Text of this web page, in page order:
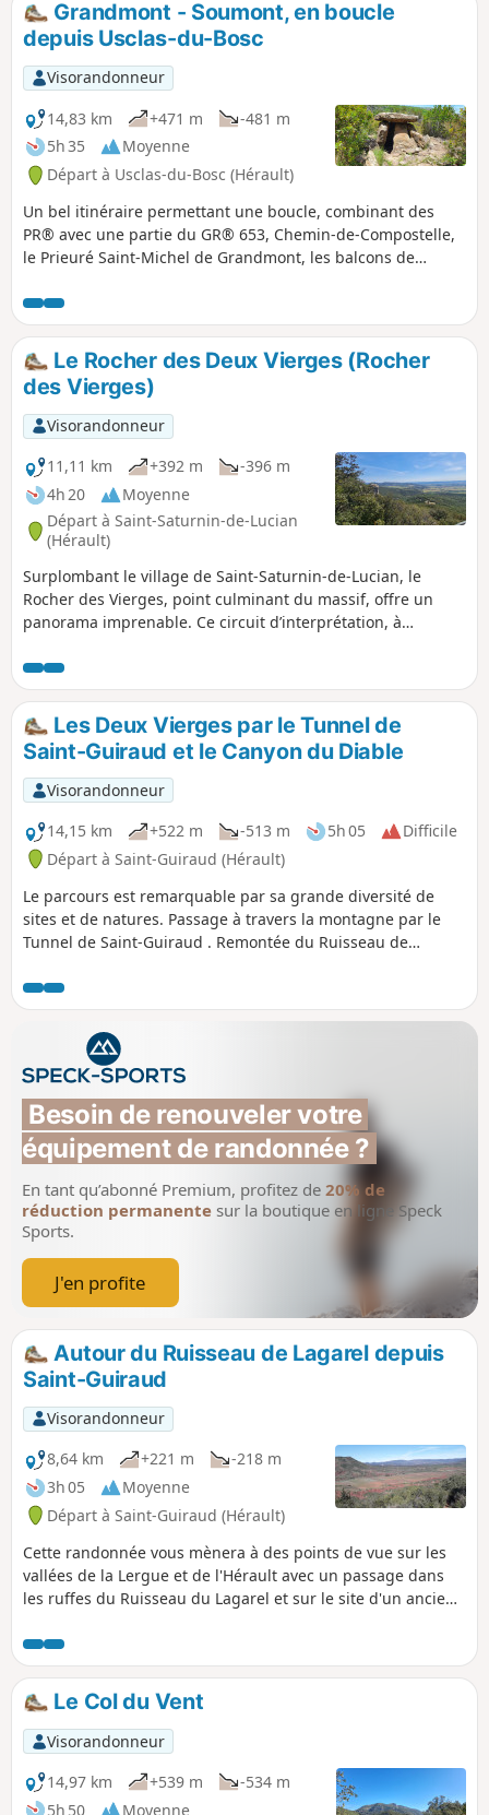
Grandmont - Soumont, en boucle
depuis Usclas-du-Bosc
Visorandonneur
14,83 km
+471 m
-481 m
5h 35
Moyenne
Départ à Usclas-du-Bosc (Hérault)
Un bel itinéraire permettant une boucle, combinant des
PR® avec une partie du GR® 653, Chemin-de-Compostelle,
le Prieuré Saint-Michel de Grandmont, les balcons de
Soumont et Usclas-du-Bosc.
Le Rocher des Deux Vierges (Rocher
des Vierges)
Visorandonneur
11,11 km
+392 m
-396 m
4h 20
Moyenne
Départ à Saint-Saturnin-de-Lucian
(Hérault)
Surplombant le village de Saint-Saturnin-de-Lucian, le
Rocher des Vierges, point culminant du massif, offre un
panorama imprenable. Ce circuit d’interprétation, à
mesure de ce site unique d’un point de vue géologique,
historique et culturel.
Les Deux Vierges par le Tunnel de
Saint-Guiraud et le Canyon du Diable
Visorandonneur
14,15 km
+522 m -513 m 5h 05
Difficile
Départ à Saint-Guiraud (Hérault)
Le parcours est remarquable par sa grande diversité de
sites et de natures. Passage à travers la montagne par le
Tunnel de Saint-Guiraud . Remontée du Ruisseau de
Vierges.Vues panoramiques et retour par la piste des
Yeuses .Plusieurs difficultés caractérisent le parcours :-
absence de balisage sur la grande majorité du tracé, mais
chemins très marqués, évidents et souvent bordés. - fort
dénivelé concentré entre les points La cascade du Diable et
la Roque Courbe- raidillons glissants à la descente du terril
du four à chaux et dans le couloir de ruffes (plus difficile à
la descente, boucle à faire dans l’ordre proposé).
Besoin de renouveler votre
équipement de randonnée ?
En tant qu’abonné Premium, profitez de 20% de
réduction permanente sur la boutique en ligne Speck
Sports.
J'en profite
Autour du Ruisseau de Lagarel depuis
Saint-Guiraud
Visorandonneur
8,64 km
+221 m
-218 m
3h 05
Moyenne
Départ à Saint-Guiraud (Hérault)
Cette randonnée vous mènera à des points de vue sur les
vallées de la Lergue et de l'Hérault avec un passage dans
les ruffes du Ruisseau du Lagarel et sur le site d'un ancien
tunnel et une carte car le trajet n'est pas balisé. Le tracé
GPX sera très utile aussi.
Le Col du Vent
Visorandonneur
14,97 km
+539 m
-534 m
5h 50
Moyenne